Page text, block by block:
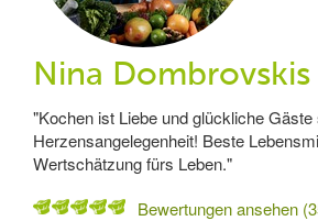
Nina Dombrovskis
"Kochen ist Liebe und glückliche
Herzensangelegenheit! Beste
Wertschätzung fürs Leben."
Bewertungen ansehen